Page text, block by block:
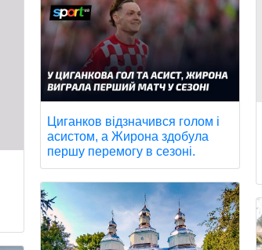
Циганков відзначився голом і
асистом, а Жирона здобула
першу перемогу в сезоні.